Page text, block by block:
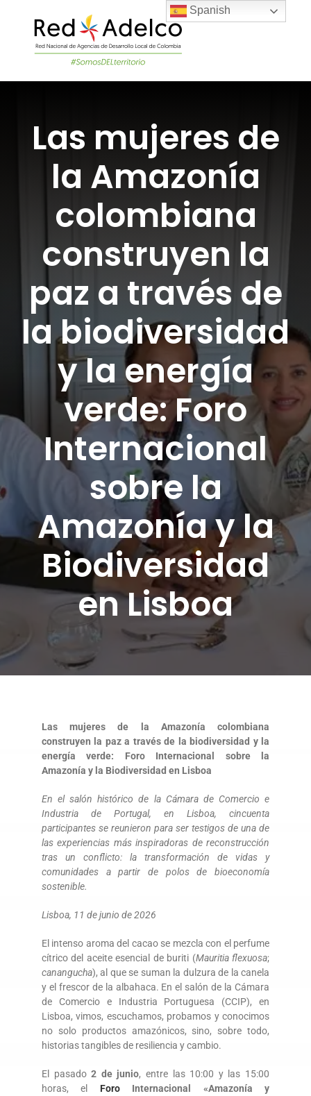
PROYECTOS DEL
NOTICIAS
DONA AQUÍ
Las mujeres de
la Amazonía
colombiana
construyen la
paz a través de
la biodiversidad
y la energía
verde: Foro
Internacional
sobre la
Amazonía y la
Biodiversidad
en Lisboa
Las mujeres de la Amazonía colombiana
construyen la paz a través de la biodiversidad y la
energía verde: Foro Internacional sobre la
Amazonía y la Biodiversidad en Lisboa
En el salón histórico de la Cámara de Comercio e
Industria de Portugal, en Lisboa, cincuenta
participantes se reunieron para ser testigos de una de
las experiencias más inspiradoras de reconstrucción
tras un conflicto: la transformación de vidas y
comunidades a partir de polos de bioeconomía
sostenible.
Lisboa, 11 de junio de 2026
El intenso aroma del cacao se mezcla con el perfume
cítrico del aceite esencial de buriti (Mauritia flexuosa;
canangucha), al que se suman la dulzura de la canela
y el frescor de la albahaca. En el salón de la Cámara
de Comercio e Industria Portuguesa (CCIP), en
Lisboa, vimos, escuchamos, probamos y conocimos
no solo productos amazónicos, sino, sobre todo,
historias tangibles de resiliencia y cambio.
El pasado2 de junio, entre las 10:00 y las 15:00
horas, el ForoInternacional «Amazonía y
Spanish